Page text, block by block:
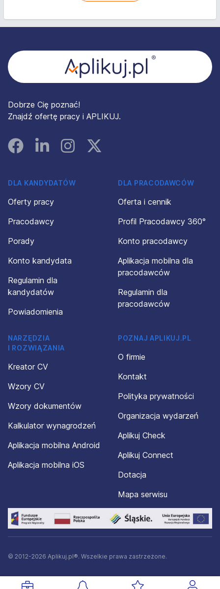
Dobrze Cię poznać!
Znajdź ofertę pracy i APLIKUJ.
FacebookLinked InInstagramInstagram
DLA KANDYDATÓW
Oferty pracy
Pracodawcy
Porady
Konto kandydata
Regulamin dla
kandydatów
Powiadomienia
DLA PRACODAWCÓW
Oferta i cennik
Profil Pracodawcy 360°
Konto pracodawcy
Aplikacja mobilna dla
pracodawców
Regulamin dla
pracodawców
NARZĘDZIA
I ROZWIĄZANIA
Kreator CV
Wzory CV
Wzory dokumentów
Kalkulator wynagrodzeń
Aplikacja mobilna Android
Aplikacja mobilna iOS
POZNAJ APLIKUJ.PL
O firmie
Kontakt
Polityka prywatności
Organizacja wydarzeń
Aplikuj Check
Aplikuj Connect
Dotacja
Mapa serwisu
© 2012-2026 Aplikuj.pl®. Wszelkie prawa zastrzeżone.